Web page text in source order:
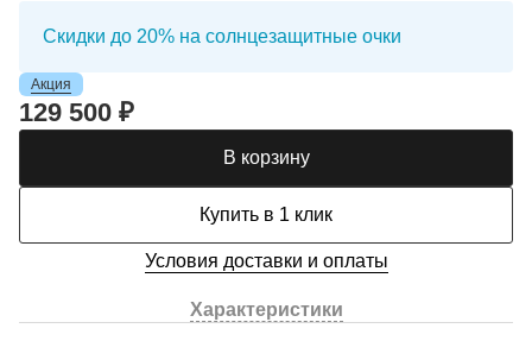
Скидки до 20% на солнцезащитные очки
Акция
129 500 ₽
В корзину
Купить в 1 клик
Условия доставки и оплаты
Характеристики